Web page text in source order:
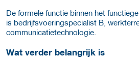
De formele functie binnen het
is bedrijfsvoeringspecialist B,
communicatietechnologie.
Wat verder belangrijk is